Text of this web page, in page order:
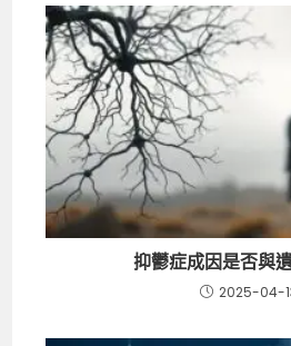
抑鬱症成因是否與
2025-04-